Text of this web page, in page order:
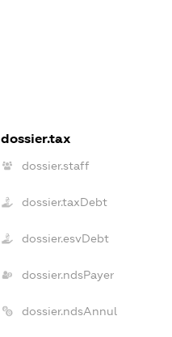
dossier.tax
dossier.staff
dossier.taxDebt
dossier.esvDebt
dossier.ndsPayer
dossier.ndsAnnul